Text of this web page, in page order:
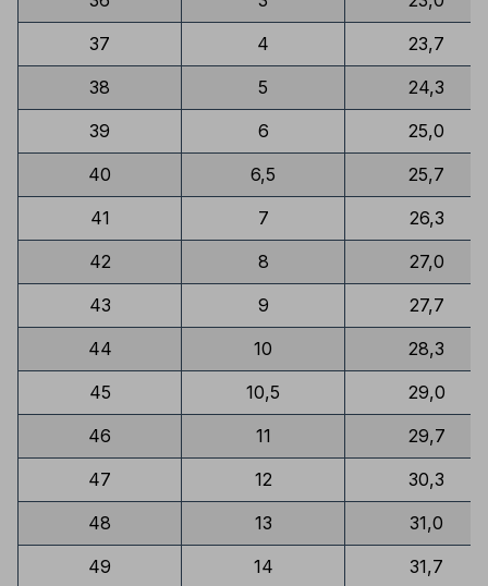
37
4
23,7
38
5
24,3
39
6
25,0
40
6,5
25,7
41
7
26,3
42
8
27,0
43
9
27,7
44
10
28,3
45
10,5
29,0
46
11
29,7
47
12
30,3
48
13
31,0
49
14
31,7